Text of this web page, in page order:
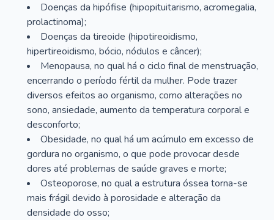
Doenças da hipófise (hipopituitarismo, acromegalia,
prolactinoma);
Doenças da tireoide (hipotireoidismo,
hipertireoidismo, bócio, nódulos e câncer);
Menopausa, no qual há o ciclo final de menstruação,
encerrando o período fértil da mulher. Pode trazer
diversos efeitos ao organismo, como alterações no
sono, ansiedade, aumento da temperatura corporal e
desconforto;
Obesidade, no qual há um acúmulo em excesso de
gordura no organismo, o que pode provocar desde
dores até problemas de saúde graves e morte;
Osteoporose, no qual a estrutura óssea torna-se
mais frágil devido à porosidade e alteração da
densidade do osso;